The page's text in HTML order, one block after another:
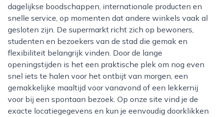
dagelijkse boodschappen, internationale producten en
snelle service, op momenten dat andere winkels vaak al
gesloten zijn. De supermarkt richt zich op bewoners,
studenten en bezoekers van de stad die gemak en
flexibiliteit belangrijk vinden. Door de lange
openingstijden is het een praktische plek om nog even
snel iets te halen voor het ontbijt van morgen, een
gemakkelijke maaltijd voor vanavond of een lekkernij
voor bij een spontaan bezoek. Op onze site vind je de
exacte locatiegegevens en kun je eenvoudig doorklikken